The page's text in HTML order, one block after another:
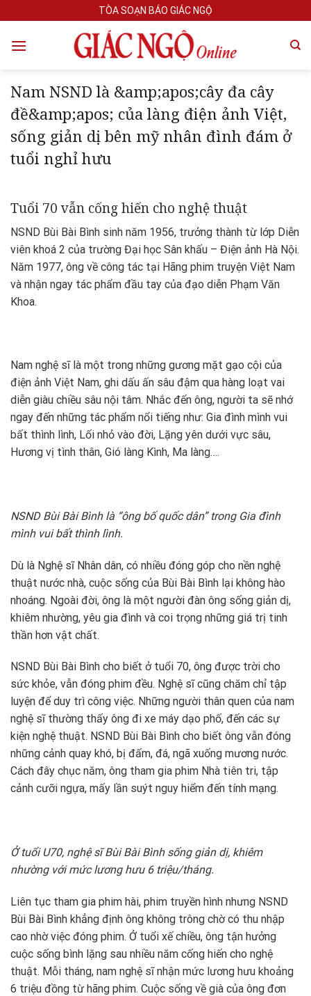
to
content
TÒA SOẠN BÁO GIÁC NGỘ
Nam NSND là &amp;apos;cây đa cây
đề&amp;apos; của làng điện ảnh Việt,
sống giản dị bên mỹ nhân đình đám ở
tuổi nghỉ hưu
Tuổi 70 vẫn cống hiến cho nghệ thuật
NSND Bùi Bài Bình sinh năm 1956, trưởng thành từ lớp Diễn
viên khoá 2 của trường Đại học Sân khấu – Điện ảnh Hà Nội.
Năm 1977, ông về công tác tại Hãng phim truyện Việt Nam
và nhận ngay tác phẩm đầu tay của đạo diễn Phạm Văn
Khoa.
Nam nghệ sĩ là một trong những gương mặt gạo cội của
điện ảnh Việt Nam, ghi dấu ấn sâu đậm qua hàng loạt vai
diễn giàu chiều sâu nội tâm. Nhắc đến ông, người ta sẽ nhớ
ngay đến những tác phẩm nổi tiếng như: Gia đình mình vui
bất thình lình, Lối nhỏ vào đời, Lặng yên dưới vực sâu,
Hương vị tình thân, Gió làng Kình, Ma làng….
NSND Bùi Bài Bình là “ông bố quốc dân” trong Gia đình
mình vui bất thình lình.
Dù là Nghệ sĩ Nhân dân, có nhiều đóng góp cho nền nghệ
thuật nước nhà, cuộc sống của Bùi Bài Bình lại không hào
nhoáng. Ngoài đời, ông là một người đàn ông sống giản dị,
khiêm nhường, yêu gia đình và coi trọng những giá trị tinh
thần hơn vật chất.
NSND Bùi Bài Bình cho biết ở tuổi 70, ông được trời cho
sức khỏe, vẫn đóng phim đều. Nghệ sĩ cũng chăm chỉ tập
luyện để duy trì công việc. Những người thân quen của nam
nghệ sĩ thường thấy ông đi xe máy dạo phố, đến các sự
kiện nghệ thuật. NSND Bùi Bài Bình cho biết ông vẫn đóng
những cảnh quay khó, bị đấm, đá, ngã xuống mương nước.
Cách đây chục năm, ông tham gia phim Nhà tiên tri, tập
cảnh cưỡi ngựa, mấy lần suýt nguy hiểm đến tính mạng.
Ở tuổi U70, nghệ sĩ Bùi Bài Bình sống giản dị, khiêm
nhường với mức lương hưu 6 triệu/tháng.
Liên tục tham gia phim hài, phim truyền hình nhưng NSND
Bùi Bài Bình khẳng định ông không trông chờ có thu nhập
cao nhờ việc đóng phim. Ở tuổi xế chiều, ông tận hưởng
cuộc sống bình lặng sau nhiều năm cống hiến cho nghệ
thuật. Mỗi tháng, nam nghệ sĩ nhận mức lương hưu khoảng
6 triệu đồng từ hãng phim. Cuộc sống về già của ông đơn